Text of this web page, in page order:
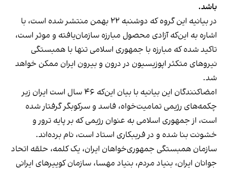
باشد.
در بیانیه این گروه که دوشنبه ۲۲ بهمن منتشر شده است، با
اشاره به این‌که آزادی محصول مبارزه سازمان‌یافته و موثر است،
تاکید شده که مبارزه با جمهوری اسلامی تنها با همبستگی
نیروهای متکثر اپوزیسیون در درون و بیرون ایران ممکن خواهد
شد.
امضاکنندگان این بیانیه با بیان این‌که ۴۶ سال است ایران زیر
چکمه‌های رژیمی تمامیت‌خواه، فاسد و سرکوبگر گرفتار شده
است، از جمهوری اسلامی به عنوان رژیمی که بر پایه ترور و
خشونت بنا شده و در فریبکاری استاد است، نام برده‌اند.
سازمان همبستگی جمهوری‌خواهان ایران، یک کلمه، حلقه اتحاد
جوانان ایران، بنیاد مردم، بنیاد مهسا، سازمان کوییرهای ایرانی